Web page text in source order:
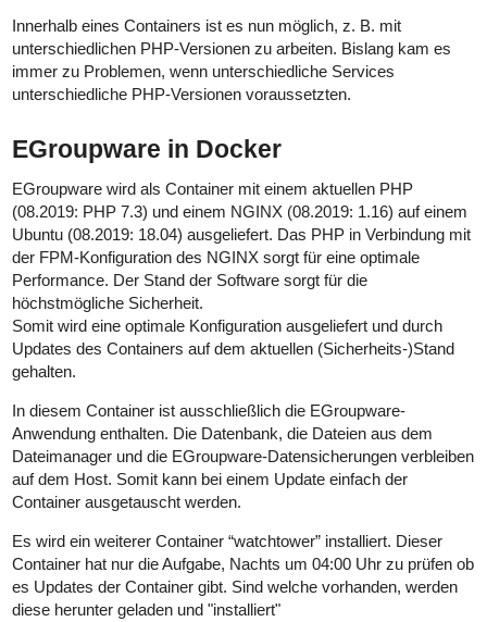
Innerhalb eines Containers ist es nun möglich, z. B. mit
unterschiedlichen PHP-Versionen zu arbeiten. Bislang kam es
immer zu Problemen, wenn unterschiedliche Services
unterschiedliche PHP-Versionen voraussetzten.
EGroupware in Docker
EGroupware wird als Container mit einem aktuellen PHP
(08.2019: PHP 7.3) und einem NGINX (08.2019: 1.16) auf einem
Ubuntu (08.2019: 18.04) ausgeliefert. Das PHP in Verbindung mit
der FPM-Konfiguration des NGINX sorgt für eine optimale
Performance. Der Stand der Software sorgt für die
höchstmögliche Sicherheit.
Somit wird eine optimale Konfiguration ausgeliefert und durch
Updates des Containers auf dem aktuellen (Sicherheits-)Stand
gehalten.
In diesem Container ist ausschließlich die EGroupware-
Anwendung enthalten. Die Datenbank, die Dateien aus dem
Dateimanager und die EGroupware-Datensicherungen verbleiben
auf dem Host. Somit kann bei einem Update einfach der
Container ausgetauscht werden.
Es wird ein weiterer Container “watchtower” installiert. Dieser
Container hat nur die Aufgabe, Nachts um 04:00 Uhr zu prüfen ob
es Updates der Container gibt. Sind welche vorhanden, werden
diese herunter geladen und "installiert"